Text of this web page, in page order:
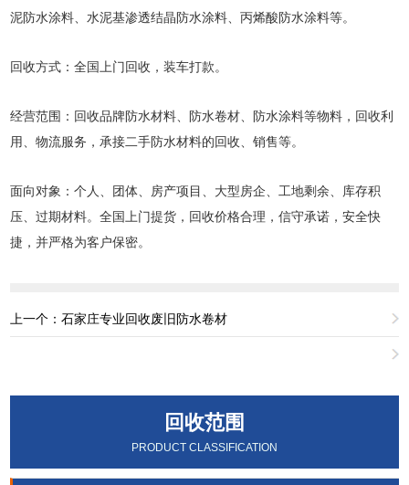
泥防水涂料、水泥基渗透结晶防水涂料、丙烯酸防水涂料等。
回收方式：全国上门回收，装车打款。
经营范围：回收品牌防水材料、防水卷材、防水涂料等物料，回收利
用、物流服务，承接二手防水材料的回收、销售等。
面向对象：个人、团体、房产项目、大型房企、工地剩余、库存积
压、过期材料。全国上门提货，回收价格合理，信守承诺，安全快
捷，并严格为客户保密。
上一个：石家庄专业回收废旧防水卷材
回收范围
PRODUCT CLASSIFICATION